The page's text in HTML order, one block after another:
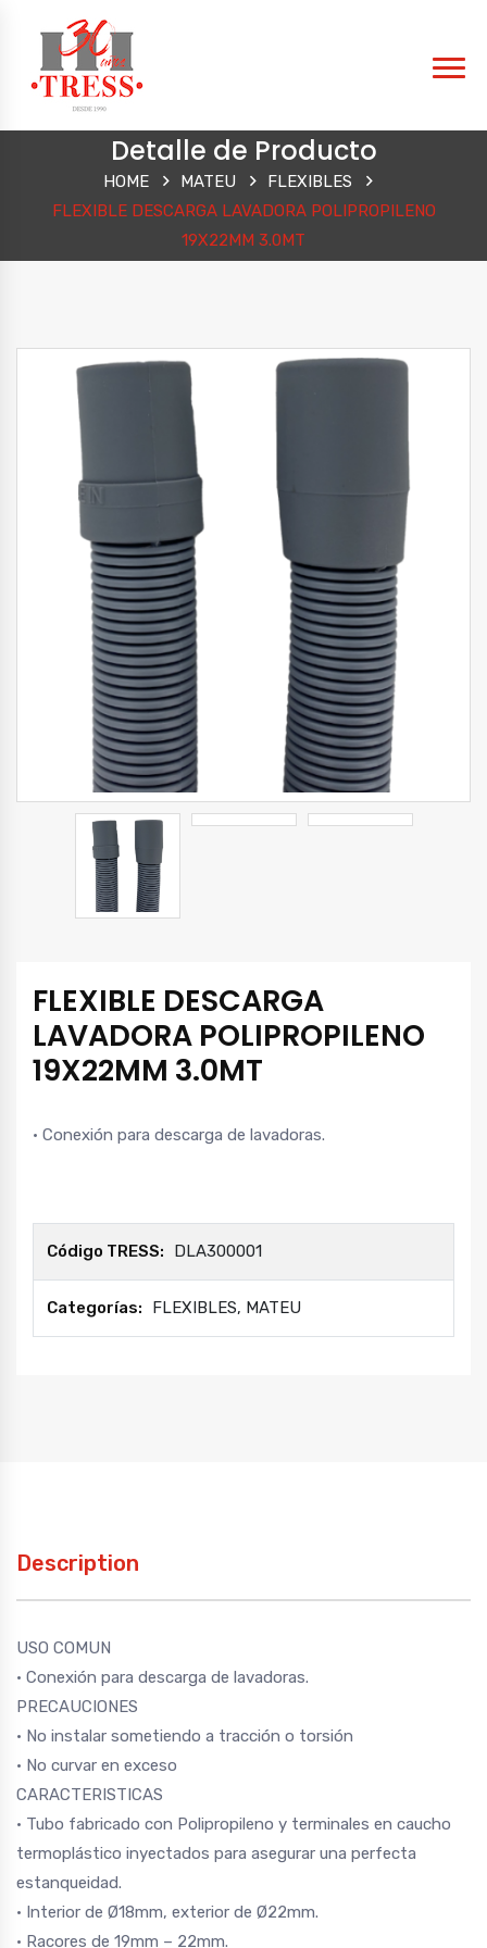
Detalle de Producto
HOME MATEU
FLEXIBLES
FLEXIBLE DESCARGA LAVADORA POLIPROPILENO
19X22MM 3.0MT
FLEXIBLE DESCARGA
LAVADORA POLIPROPILENO
19X22MM 3.0MT
· Conexión para descarga de lavadoras.
Código TRESS: DLA300001
Categorías: FLEXIBLES, MATEU
Description
USO COMUN
· Conexión para descarga de lavadoras.
PRECAUCIONES
· No instalar sometiendo a tracción o torsión
· No curvar en exceso
CARACTERISTICAS
· Tubo fabricado con Polipropileno y terminales en caucho
termoplástico inyectados para asegurar una perfecta
estanqueidad.
· Interior de Ø18mm, exterior de Ø22mm.
· Racores de 19mm – 22mm.